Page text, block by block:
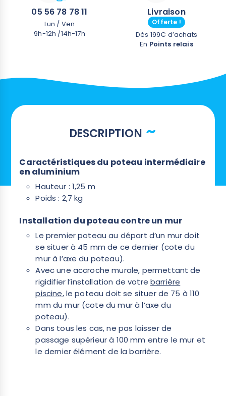
05 56 78 78 11
Lun / Ven
9h-12h /14h-17h
Livraison
Offerte !
Dès 199€ d’achats
En Points relais
DESCRIPTION
Caractéristiques du poteau intermédiaire
en aluminium
Hauteur : 1,25 m
Poids : 2,7 kg
Installation du poteau contre un mur
Le premier poteau au départ d’un mur doit
se situer à 45 mm de ce dernier (cote du
mur à l’axe du poteau).
Avec une accroche murale, permettant de
rigidifier l’installation de votrebarrière
piscine, le poteau doit se situer de 75 à 110
mm du mur (cote du mur à l’axe du
poteau).
Dans tous les cas, ne pas laisser de
passage supérieur à 100 mm entre le mur et
le dernier élément de la barrière.